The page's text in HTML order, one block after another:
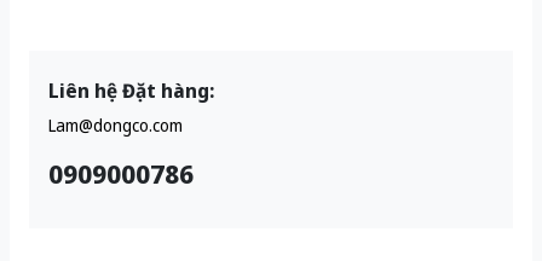
Liên hệ Đặt hàng:
Lam@dongco.com
0909000786